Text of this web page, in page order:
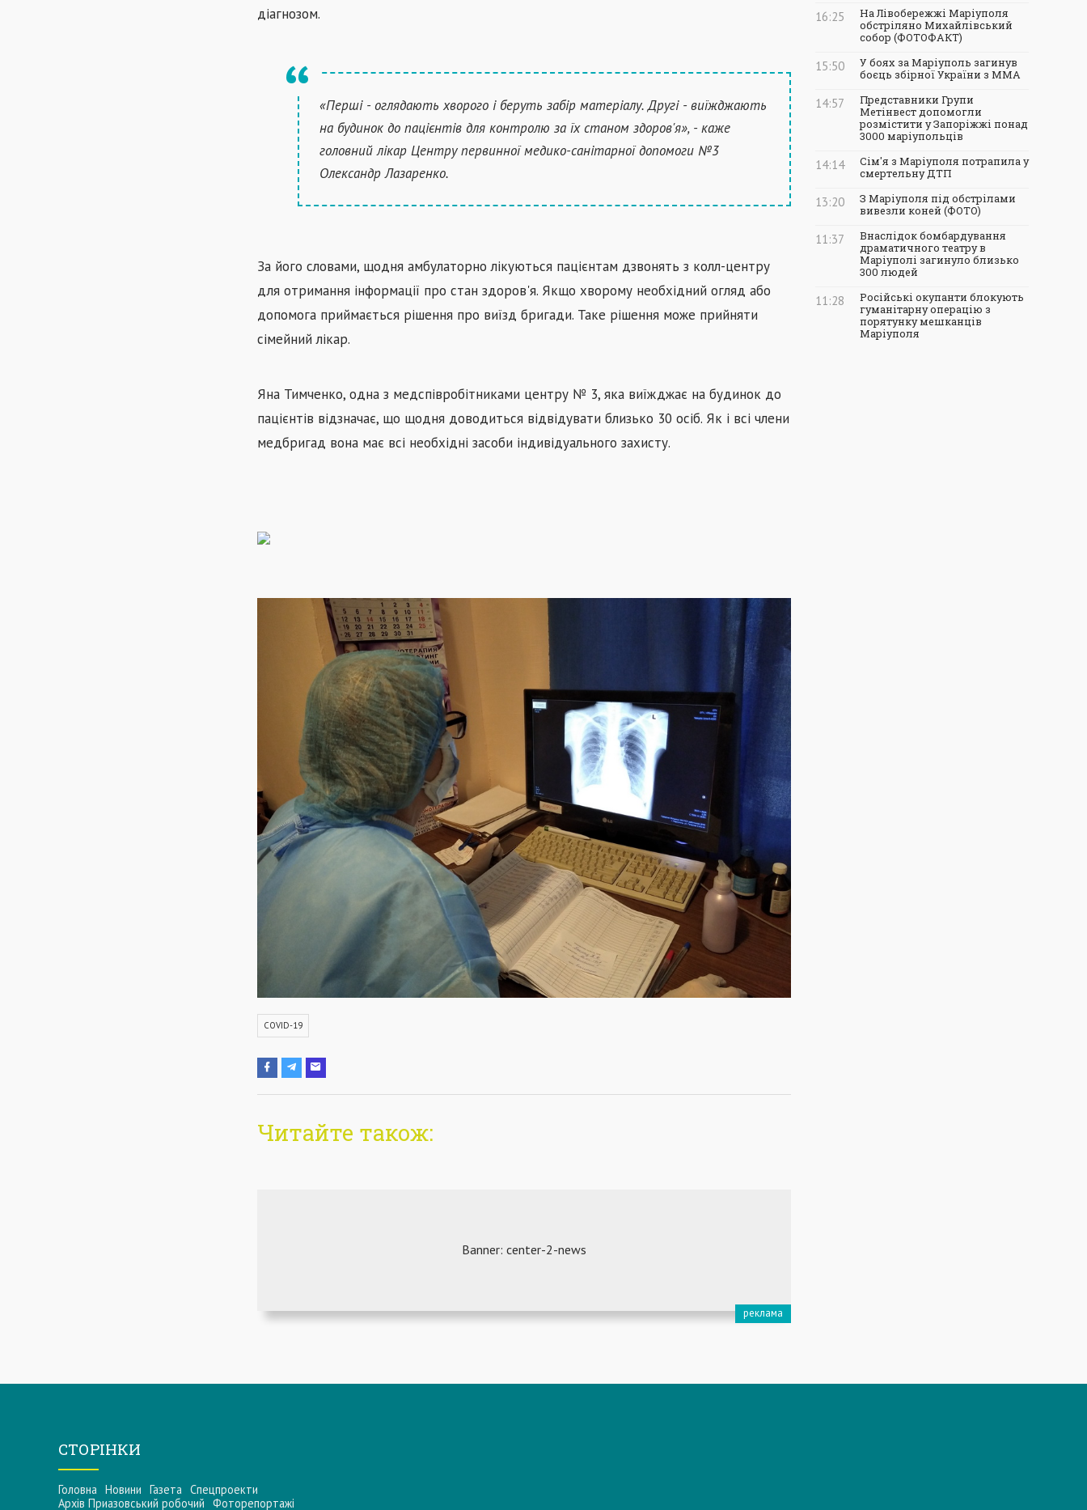
діагнозом.
«Перші - оглядають хворого і беруть забір матеріалу. Другі - виїжджають
на будинок до пацієнтів для контролю за їх станом здоров'я», - каже
головний лікар Центру первинної медико-санітарної допомоги №3
Олександр Лазаренко.
За його словами, щодня амбулаторно лікуються пацієнтам дзвонять з колл-центру
для отримання інформації про стан здоров'я. Якщо хворому необхідний огляд або
допомога приймається рішення про виїзд бригади. Таке рішення може прийняти
сімейний лікар.
Яна Тимченко, одна з медспівробітниками центру № 3, яка виїжджає на будинок до
пацієнтів відзначає, що щодня доводиться відвідувати близько 30 осіб. Як і всі члени
медбригад вона має всі необхідні засоби індивідуального захисту.
COVID-19
Читайте також:
16:25
На Лівобережжі Маріуполя
обстріляно Михайлівський
собор (ФОТОФАКТ)
15:50
У боях за Маріуполь загинув
боєць збірної України з ММА
14:57
Представники Групи
Метінвест допомогли
розмістити у Запоріжжі понад
3000 маріупольців
14:14
Сім'я з Маріуполя потрапила у
смертельну ДТП
13:20
З Маріуполя під обстрілами
вивезли коней (ФОТО)
11:37
Внаслідок бомбардування
драматичного театру в
Маріуполі загинуло близько
300 людей
11:28
Російські окупанти блокують
гуманітарну операцію з
порятунку мешканців
Маріуполя
СТОРІНКИ
Головна Новини Газета Спецпроекти
Архів Приазовський робочий Фоторепортажі